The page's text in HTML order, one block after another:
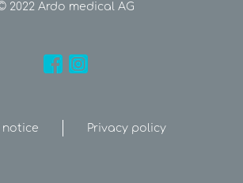
2022 Ardo medical AG
notice Privacy policy